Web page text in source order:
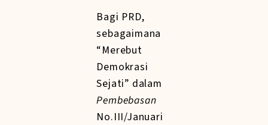
Bagi PRD,
sebagaimana
“Merebut
Demokrasi
Sejati” dalam
Pembebasan
No.III/Januari